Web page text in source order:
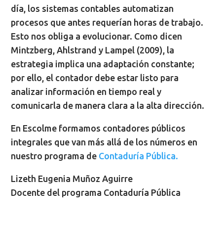
día, los sistemas contables automatizan
procesos que antes requerían horas de trabajo.
Esto nos obliga a evolucionar. Como dicen
Mintzberg, Ahlstrand y Lampel (2009), la
estrategia implica una adaptación constante;
por ello, el contador debe estar listo para
analizar información en tiempo real y
comunicarla de manera clara a la alta dirección.
En Escolme formamos contadores públicos
integrales que van más allá de los números en
nuestro programa de Contaduría Pública.
Lizeth Eugenia Muñoz Aguirre
Docente del programa Contaduría Pública